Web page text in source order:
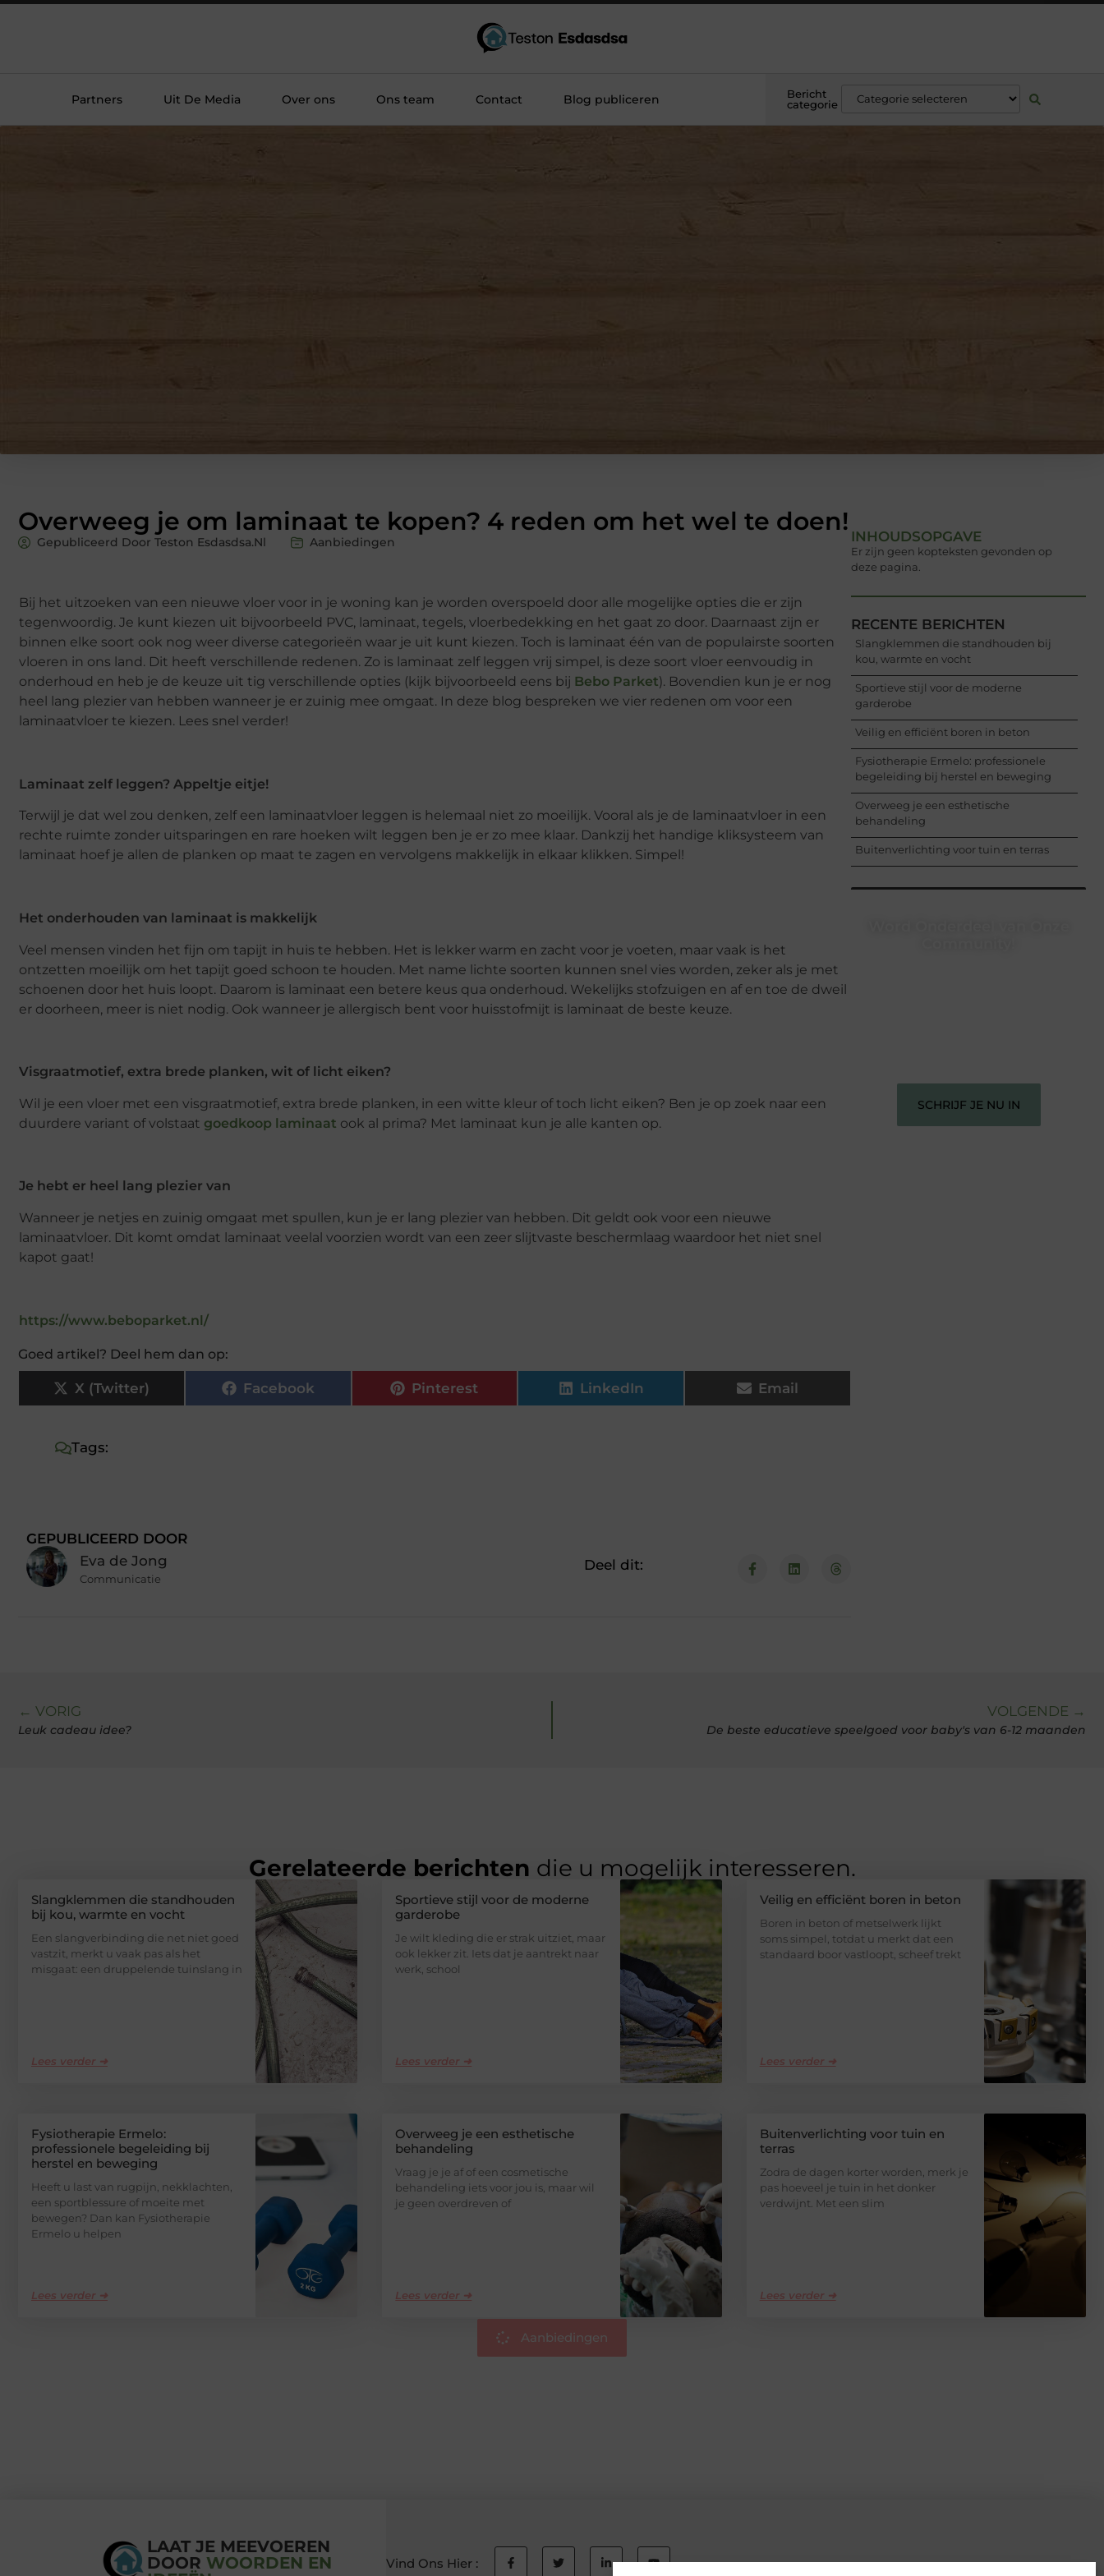
Partners Uit De Media Over ons Ons team Contact Blog publiceren
Bericht
categorie
Overweeg je om laminaat te kopen? 4 reden om het wel te doen!
Gepubliceerd Door Teston Esdasdsa.nl Aanbiedingen
Bij het uitzoeken van een nieuwe vloer voor in je woning kan je worden overspoeld door alle mogelijke opties die er zijn
tegenwoordig. Je kunt kiezen uit bijvoorbeeld PVC, laminaat, tegels, vloerbedekking en het gaat zo door. Daarnaast zijn er
binnen elke soort ook nog weer diverse categorieën waar je uit kunt kiezen. Toch is laminaat één van de populairste soorten
vloeren in ons land. Dit heeft verschillende redenen. Zo is laminaat zelf leggen vrij simpel, is deze soort vloer eenvoudig in
onderhoud en heb je de keuze uit tig verschillende opties (kijk bijvoorbeeld eens bij Bebo Parket). Bovendien kun je er nog
heel lang plezier van hebben wanneer je er zuinig mee omgaat. In deze blog bespreken we vier redenen om voor een
laminaatvloer te kiezen. Lees snel verder!
Laminaat zelf leggen? Appeltje eitje!
Terwijl je dat wel zou denken, zelf een laminaatvloer leggen is helemaal niet zo moeilijk. Vooral als je de laminaatvloer in een
rechte ruimte zonder uitsparingen en rare hoeken wilt leggen ben je er zo mee klaar. Dankzij het handige kliksysteem van
laminaat hoef je allen de planken op maat te zagen en vervolgens makkelijk in elkaar klikken. Simpel!
Het onderhouden van laminaat is makkelijk
Veel mensen vinden het fijn om tapijt in huis te hebben. Het is lekker warm en zacht voor je voeten, maar vaak is het
ontzetten moeilijk om het tapijt goed schoon te houden. Met name lichte soorten kunnen snel vies worden, zeker als je met
schoenen door het huis loopt. Daarom is laminaat een betere keus qua onderhoud. Wekelijks stofzuigen en af en toe de dweil
er doorheen, meer is niet nodig. Ook wanneer je allergisch bent voor huisstofmijt is laminaat de beste keuze.
Visgraatmotief, extra brede planken, wit of licht eiken?
Wil je een vloer met een visgraatmotief, extra brede planken, in een witte kleur of toch licht eiken? Ben je op zoek naar een
duurdere variant of volstaat goedkoop laminaat ook al prima? Met laminaat kun je alle kanten op.
Je hebt er heel lang plezier van
Wanneer je netjes en zuinig omgaat met spullen, kun je er lang plezier van hebben. Dit geldt ook voor een nieuwe
laminaatvloer. Dit komt omdat laminaat veelal voorzien wordt van een zeer slijtvaste beschermlaag waardoor het niet snel
kapot gaat!
https://www.beboparket.nl/
Goed artikel? Deel hem dan op:
X (Twitter) Facebook Pinterest LinkedIn Email
Tags:
GEPUBLICEERD DOOR
Eva de Jong
Communicatie
Deel dit:
INHOUDSOPGAVE
Er zijn geen kopteksten gevonden op
deze pagina.
RECENTE BERICHTEN
Slangklemmen die standhouden bij
kou, warmte en vocht
Sportieve stijl voor de moderne
garderobe
Veilig en efficiënt boren in beton
Fysiotherapie Ermelo: professionele
begeleiding bij herstel en beweging
Overweeg je een esthetische
behandeling
Buitenverlichting voor tuin en terras
SCHRIJF JE NU IN
← VORIG
Leuk cadeau idee?
VOLGENDE →
De beste educatieve speelgoed voor baby's van 6-12 maanden
Gerelateerde berichten die u mogelijk interesseren.
Slangklemmen die standhouden
bij kou, warmte en vocht
Een slangverbinding die net niet goed
vastzit, merkt u vaak pas als het
misgaat: een druppelende tuinslang in
Lees verder ➜
Sportieve stijl voor de moderne
garderobe
Je wilt kleding die er strak uitziet, maar
ook lekker zit. Iets dat je aantrekt naar
werk, school
Lees verder ➜
Veilig en efficiënt boren in beton
Boren in beton of metselwerk lijkt
soms simpel, totdat u merkt dat een
standaard boor vastloopt, scheef trekt
Lees verder ➜
Fysiotherapie Ermelo:
professionele begeleiding bij
herstel en beweging
Heeft u last van rugpijn, nekklachten,
een sportblessure of moeite met
bewegen? Dan kan Fysiotherapie
Ermelo u helpen
Lees verder ➜
Overweeg je een esthetische
behandeling
Vraag je je af of een cosmetische
behandeling iets voor jou is, maar wil
je geen overdreven of
Lees verder ➜
Buitenverlichting voor tuin en
terras
Zodra de dagen korter worden, merk je
pas hoeveel je tuin in het donker
verdwijnt. Met een slim
Lees verder ➜
Aanbiedingen
LAAT JE MEEVOEREN
DOOR WOORDEN EN
Vind Ons Hier :